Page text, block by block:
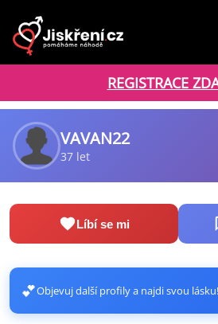
REGISTRACE
VAVAN22
37 let
Líbí se mi
💕Objevuj další profily a najdi svou lásku!